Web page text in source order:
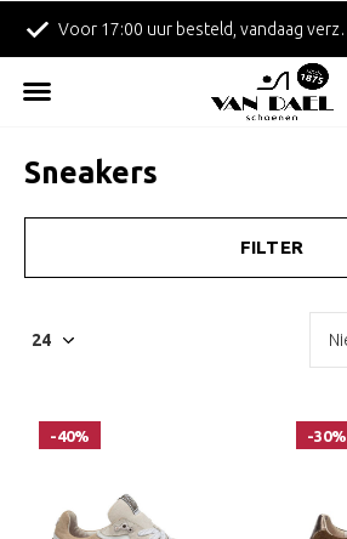
Betaal achteraf met Klarna!
Sneakers
FILTER
-40% -30%